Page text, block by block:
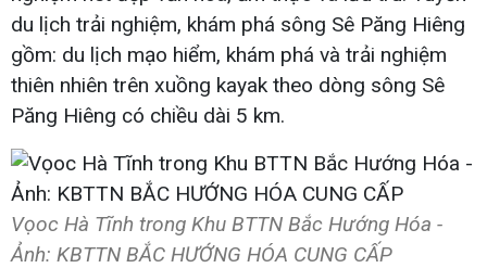
du lịch trải nghiệm, khám phá sông Sê Păng Hiêng
gồm: du lịch mạo hiểm, khám phá và trải nghiệm
thiên nhiên trên xuồng kayak theo dòng sông Sê
Păng Hiêng có chiều dài 5 km.
Vọoc Hà Tĩnh trong Khu BTTN Bắc Hướng Hóa -
Ảnh: KBTTN BẮC HƯỚNG HÓA CUNG CẤP